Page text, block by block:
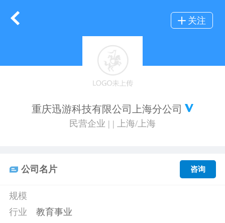
关注
重庆迅游科技有限公司上海分公司
民营企业 | | 上海/上海
公司名片 咨询
规模
行业
教育事业